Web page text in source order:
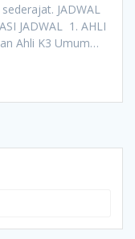
JADWAL
JADWAL 1. AHLI
Ahli K3 Umum…